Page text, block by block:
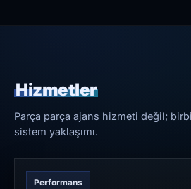
Hizmetler
Parça parça ajans hizmeti değil;
sistem yaklaşımı.
Performans